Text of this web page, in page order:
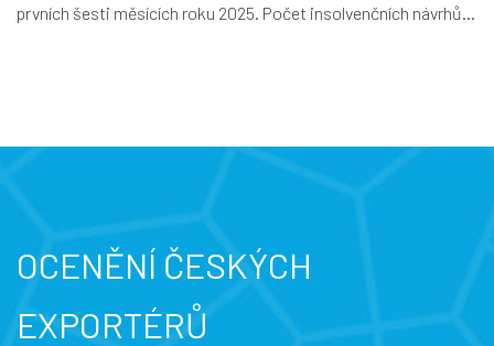
prvních šesti měsících roku 2025. Počet insolvenčních návrhů...
OCENĚNÍ ČESKÝCH
EXPORTÉRŮ